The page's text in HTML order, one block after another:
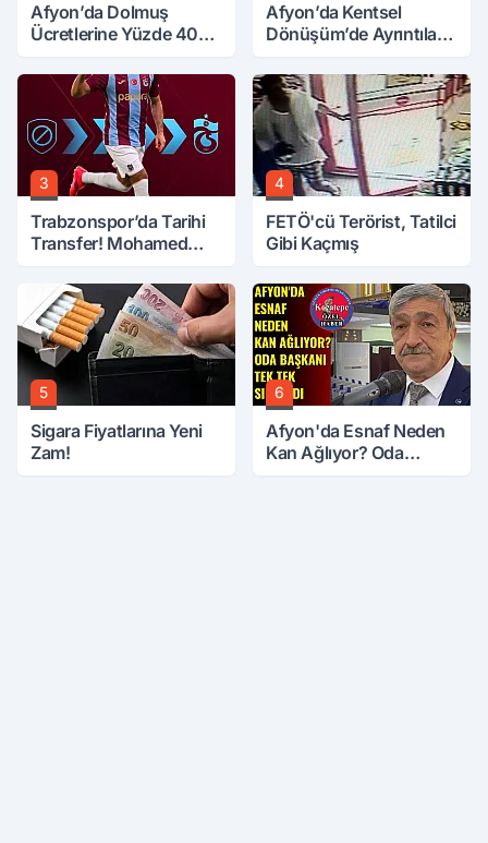
Afyon’da Dolmuş
Ücretlerine Yüzde 40
Afyon’da Kentsel
Dönüşüm’de Ayrıntılar
Nasıl Olacak?
3
Trabzonspor’da Tarihi
Transfer! Mohamed
4
FETÖ'cü Terörist, Tatilci
Gibi Kaçmış
5
Sigara Fiyatlarına Yeni
Zam!
6
Afyon'da Esnaf Neden
Kan Ağlıyor? Oda